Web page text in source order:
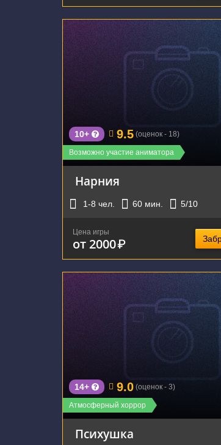
г. Екатеринбург, ул. Чапаева, д.23
Возможно участие аниматора
10+ 9.5 (оценок - 18)
Нарния
1-8 чел. 60 мин. 5/10
Цена игры
от 2000₽
г. Екатеринбург, улица Карла
Атмосферный хоррор
14+ 9.0 (оценок - 3)
Психушка